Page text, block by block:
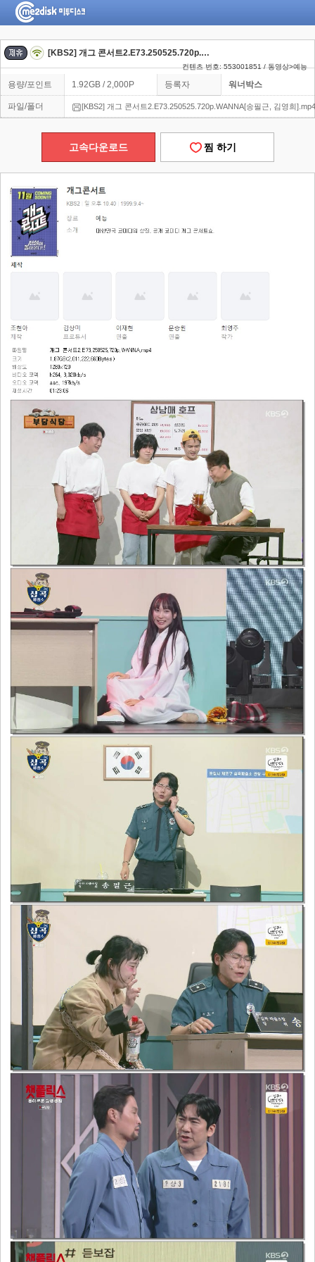
[KBS2] 개그 콘서트2.E73.250525.720p.WANNA[송필근, 김영희]
컨텐츠 번호: 553001851 / 동영상>예능
용량/포인트 1.92GB / 2,000P 등록자 워너박스
파일/폴더 [KBS2] 개그 콘서트2.E73.250525.720p.WANNA[송필근, 김영희].mp4
고속다운로드 찜 하기